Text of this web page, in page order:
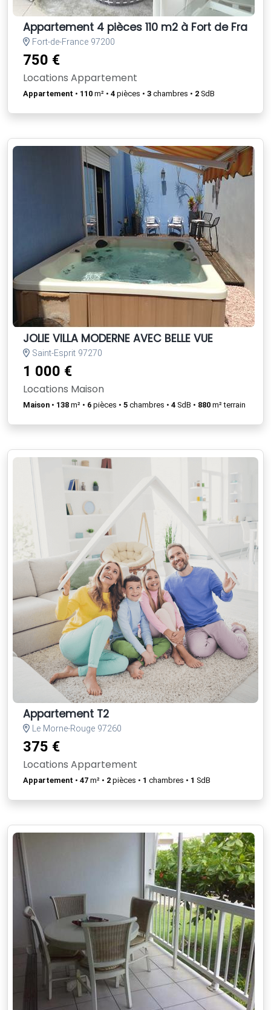
Appartement 4 pièces 110 m2 à Fort de France
Fort-de-France 97200
750 €
Locations Appartement
Appartement • 110 m² • 4 pièces • 3 chambres • 2 SdB
JOLIE VILLA MODERNE AVEC BELLE VUE
Saint-Esprit 97270
1 000 €
Locations Maison
Maison • 138 m² • 6 pièces • 5 chambres • 4 SdB • 880 m² terrain
Appartement T2
Le Morne-Rouge 97260
375 €
Locations Appartement
Appartement • 47 m² • 2 pièces • 1 chambres • 1 SdB